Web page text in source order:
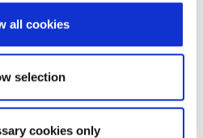
all cookies
selection
cookies only
10000
Zagreb
Hrvatska